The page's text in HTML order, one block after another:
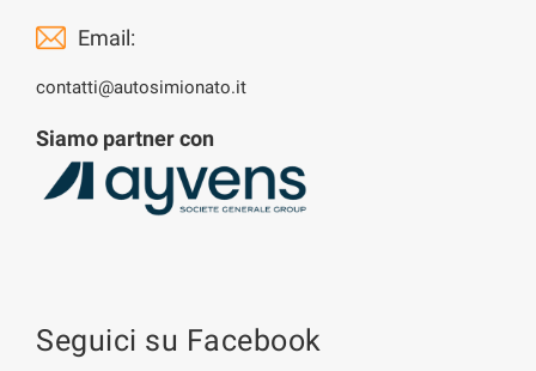
Email:
contatti@autosimionato.it
Siamo partner con
Seguici su Facebook